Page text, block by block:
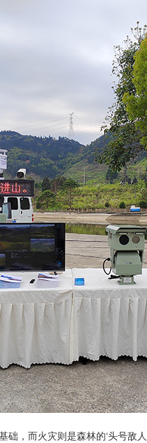
，而火灾则是森林的‘头号敌